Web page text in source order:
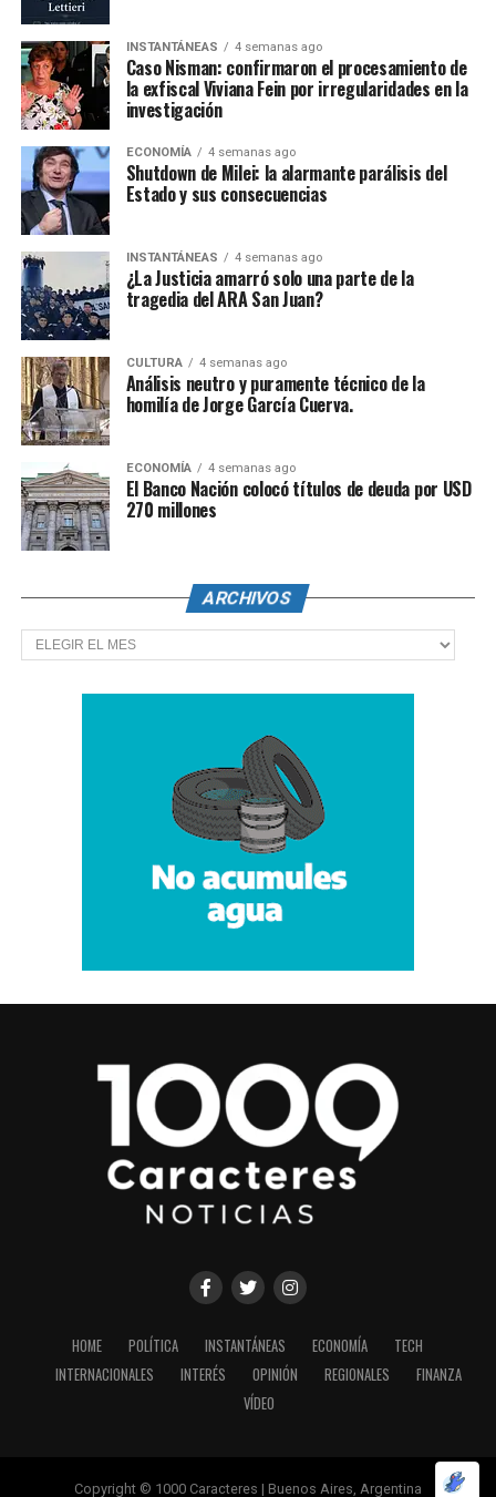
INSTANTÁNEAS 4 semanas ago
Caso Nisman: confirmaron el procesamiento de
la exfiscal Viviana Fein por irregularidades en la
investigación
ECONOMÍA 4 semanas ago
Shutdown de Milei: la alarmante parálisis del
Estado y sus consecuencias
INSTANTÁNEAS 4 semanas ago
¿La Justicia amarró solo una parte de la
tragedia del ARA San Juan?
CULTURA 4 semanas ago
Análisis neutro y puramente técnico de la
homilía de Jorge García Cuerva.
ECONOMÍA 4 semanas ago
El Banco Nación colocó títulos de deuda por USD
270 millones
ARCHIVOS
Archivos
HOME POLÍTICA INSTANTÁNEAS ECONOMÍA
TECH
INTERNACIONALES
INTERÉS OPINIÓN REGIONALES
FINANZA
VÍDEO
Copyright © 1000 Caracteres | Buenos Aires, Argentina